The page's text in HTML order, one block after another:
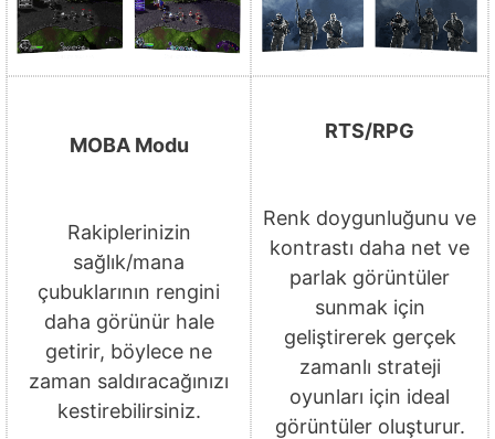
MOBA Modu
Rakiplerinizin
sağlık/mana
çubuklarının rengini
daha görünür hale
getirir, böylece ne
zaman saldıracağınızı
kestirebilirsiniz.
RTS/RPG
Renk doygunluğunu ve
kontrastı daha net ve
parlak görüntüler
sunmak için
geliştirerek gerçek
zamanlı strateji
oyunları için ideal
görüntüler oluşturur.